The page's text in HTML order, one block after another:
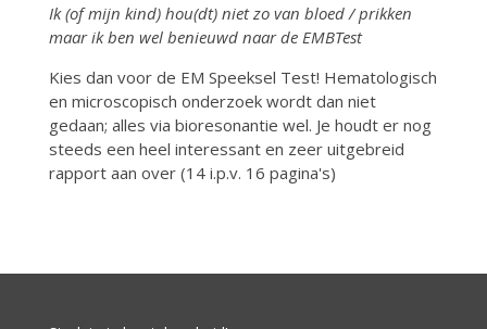
Ik (of mijn kind) hou(dt) niet zo van bloed / prikken
maar ik ben wel benieuwd naar de EMBTest
Kies dan voor de EM Speeksel Test! Hematologisch
en microscopisch onderzoek wordt dan niet
gedaan; alles via bioresonantie wel. Je houdt er nog
steeds een heel interessant en zeer uitgebreid
rapport aan over (14 i.p.v. 16 pagina's)